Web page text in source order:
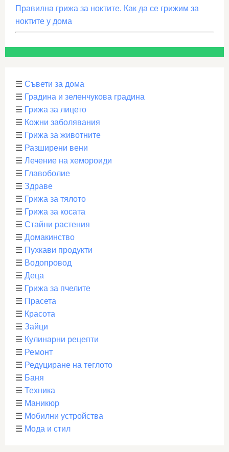
Правилна грижа за ноктите. Как да се грижим за
ноктите у дома
☰ Съвети за дома
☰ Градина и зеленчукова градина
☰ Грижа за лицето
☰ Кожни заболявания
☰ Грижа за животните
☰ Разширени вени
☰ Лечение на хемороиди
☰ Главоболие
☰ Здраве
☰ Грижа за тялото
☰ Грижа за косата
☰ Стайни растения
☰ Домакинство
☰ Пухкави продукти
☰ Водопровод
☰ Деца
☰ Грижа за пчелите
☰ Прасета
☰ Красота
☰ Зайци
☰ Кулинарни рецепти
☰ Ремонт
☰ Редуциране на теглото
☰ Баня
☰ Техника
☰ Маникюр
☰ Мобилни устройства
☰ Мода и стил